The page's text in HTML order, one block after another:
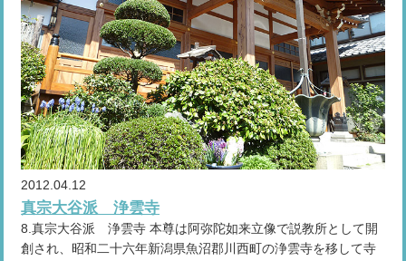
2012.04.12
真宗大谷派 浄雲寺
8.真宗大谷派 浄雲寺 本尊は阿弥陀如来立像で説教所として開
創され、昭和二十六年新潟県魚沼郡川西町の浄雲寺を移して寺